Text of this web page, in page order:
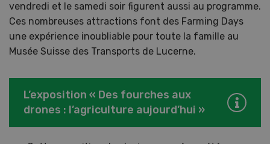
vendredi et le samedi soir figurent aussi au programme.
Ces nombreuses attractions font des Farming Days
une expérience inoubliable pour toute la famille au
Musée Suisse des Transports de Lucerne.
L’exposition « Des fourches aux
drones : l’agriculture aujourd’hui »